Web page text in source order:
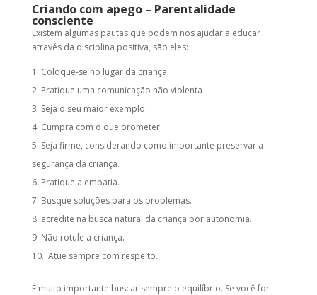
Criando com apego– Parentalidade
consciente
Existem algumas pautas que podem nos ajudar a educar
através da disciplina positiva, são eles:
Coloque-se no lugar da criança.
Pratique uma comunicação não violenta
Seja o seu maior exemplo.
Cumpra com o que prometer.
Seja firme, considerando como importante preservar a
segurança da criança.
Pratique a empatia.
Busque soluções para os problemas.
acredite na busca natural da criança por autonomia.
Não rotule a criança.
Atue sempre com respeito.
É muito importante buscar sempre o equilíbrio. Se você for